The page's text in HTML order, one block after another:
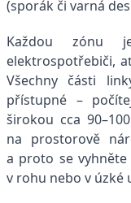
(sporák či varná
Každou zónu
elektrospotřebiči,
Všechny části
přístupné –
širokou cca
na prostorově
a proto se
v rohu nebo v úzké